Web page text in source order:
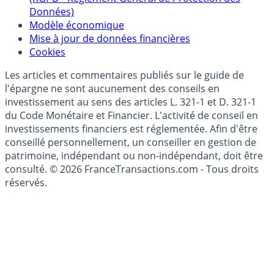
Données)
Modèle économique
Mise à jour de données financières
Cookies
Les articles et commentaires publiés sur le guide de
l'épargne ne sont aucunement des conseils en
investissement au sens des articles L. 321-1 et D. 321-1
du Code Monétaire et Financier. L'activité de conseil en
investissements financiers est réglementée. Afin d'être
conseillé personnellement, un conseiller en gestion de
patrimoine, indépendant ou non-indépendant, doit être
consulté. © 2026 FranceTransactions.com - Tous droits
réservés.